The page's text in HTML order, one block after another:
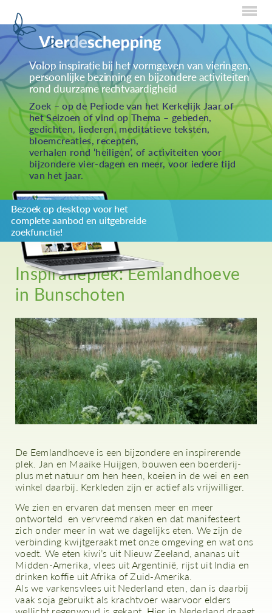
Home
Over Creaties
Over Vieren
Over Eten
Over Activiteiten
Inzenden
Over ons
Privacybeleid
Redactiestatuut
log in
Volop inspiratie bij het vormgeven van vieringen,
persoonlijke bezinning en bijzondere activiteiten
rond duurzame rechtvaardigheid
Zoek – op de Periode van het Kerkelijk Jaar of
het Seizoen of vind op Thema – gebeden,
gedichten, liederen, meditatieve teksten,
bloemcreaties, recepten,
verhalen rond ‘heiligen’, of activiteiten voor
bijzondere vier-dagen en meer, voor iedere tijd
van het jaar.
Bezoek op desktop voor het
complete aanbod en uitgebreide
zoekfunctie!
Inspiratieplek: Eemlandhoeve
in Bunschoten
De Eemlandhoeve is een bijzondere en inspirerende
plek. Jan en Maaike Huijgen, bouwen een boerderij-
plus met natuur om hen heen, koeien in de wei en een
winkel daarbij. Kerkleden zijn er actief als vrijwilliger.
We zien en ervaren dat mensen meer en meer
ontworteld en vervreemd raken en dat manifesteert
zich onder meer in wat we dagelijks eten. We zijn de
verbinding kwijtgeraakt met onze omgeving en wat ons
voedt. We eten kiwi’s uit Nieuw Zeeland, ananas uit
Midden-Amerika, vlees uit Argentinië, rijst uit India en
drinken koffie uit Afrika of Zuid-Amerika.
Als we varkensvlees uit Nederland eten, dan is daarbij
vaak soja gebruikt als krachtvoer waarvoor elders